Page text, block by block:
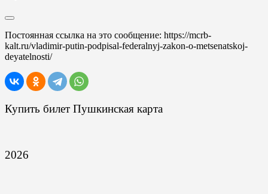
Постоянная ссылка на это сообщение: https://mcrb-
kalt.ru/vladimir-putin-podpisal-federalnyj-zakon-o-metsenatskoj-
deyatelnosti/
Купить билет Пушкинская карта
2026